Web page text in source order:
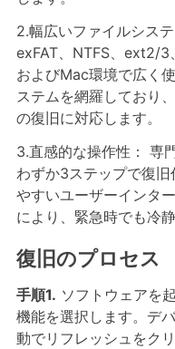
2.幅広いファイルシス
exFAT、NTFS、ext2/3
およびMac環境で広く
ステムを網羅しており
の復旧に対応します。
3.直感的な操作性： 専
わずか3ステップで復
やすいユーザーインタ
により、緊急時でも冷
復旧のプロセス
手順1. ソフトウェアを
機能を選択します。デ
動でリフレッシュをク